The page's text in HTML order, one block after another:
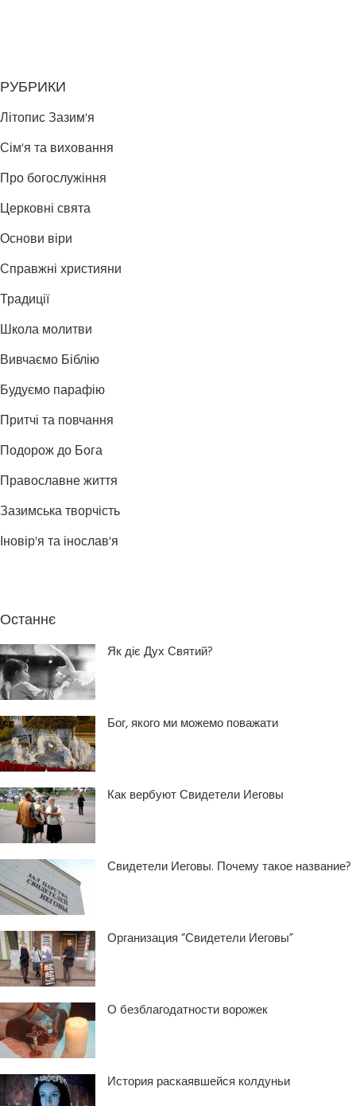
РУБРИКИ
Літопис Зазим'я
Сім'я та виховання
Про богослужіння
Церковні свята
Основи віри
Справжні християни
Традиції
Школа молитви
Вивчаємо Біблію
Будуємо парафію
Притчі та повчання
Подорож до Бога
Православне життя
Зазимська творчість
Іновір'я та інослав'я
Останнє
Як діє Дух Святий?
Бог, якого ми можемо поважати
Как вербуют Свидетели Иеговы
Свидетели Иеговы. Почему такое название?
Организация “Свидетели Иеговы”
О безблагодатности ворожек
История раскаявшейся колдуньи